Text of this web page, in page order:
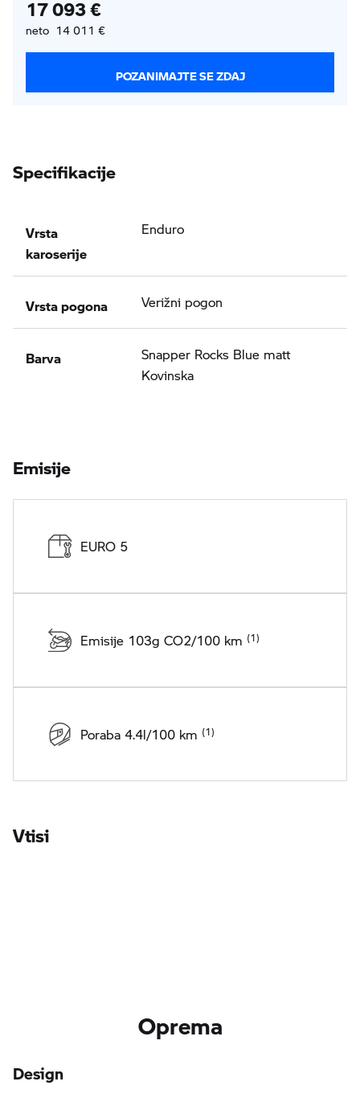
neto 14 011 €
POZANIMAJTE SE ZDAJ
Specifikacije
Vrsta
karoserije
Enduro
Vrsta pogona Verižni pogon
Barva
Snapper Rocks Blue matt
Kovinska
Emisije
EURO 5
Emisije 103g CO2/100 km
Poraba 4.4l/100 km
Vtisi
Oprema
Design